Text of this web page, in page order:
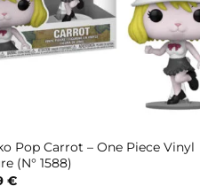
Pop Carrot – One Piece Vinyl
(N° 1588)
€